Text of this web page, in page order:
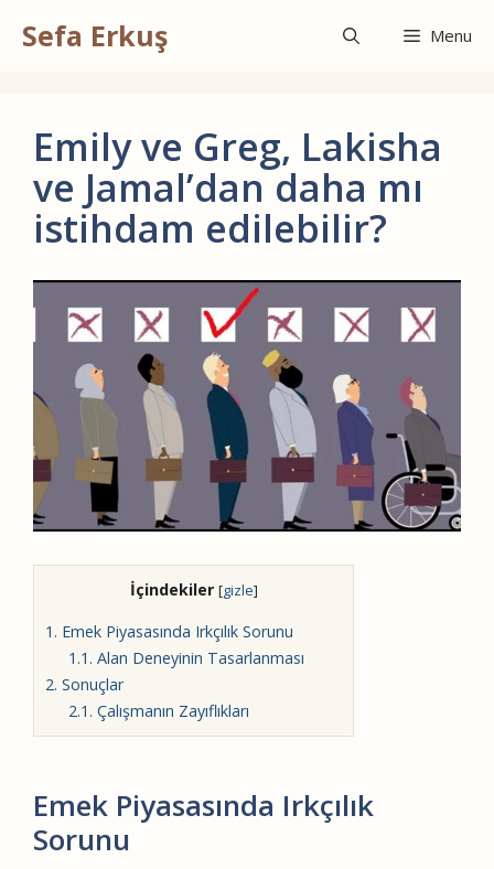
atlaSefa Erkuş Menu
Emily ve Greg, Lakisha
ve Jamal’dan daha mı
istihdam edilebilir?
İçindekiler [gizle]
1. Emek Piyasasında Irkçılık Sorunu
1.1. Alan Deneyinin Tasarlanması
2. Sonuçlar
2.1. Çalışmanın Zayıflıkları
Emek Piyasasında Irkçılık
Sorunu